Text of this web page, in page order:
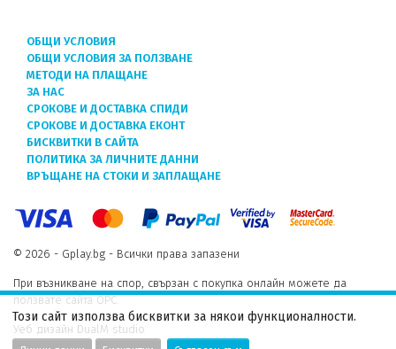
ОБЩИ УСЛОВИЯ
ОБЩИ УСЛОВИЯ ЗА ПОЛЗВАНЕ
МЕТОДИ НА ПЛАЩАНЕ
ЗА НАС
СРОКОВЕ И ДОСТАВКА СПИДИ
СРОКОВЕ И ДОСТАВКА ЕКОНТ
БИСКВИТКИ В САЙТА
ПОЛИТИКА ЗА ЛИЧНИТЕ ДАННИ
ВРЪЩАНЕ НА СТОКИ И ЗАПЛАЩАНЕ
© 2026 - Gplay.bg - Всички права запазени
При възникване на спор, свързан с покупка онлайн можете да
ползвате сайта ОРС.
Уеб дизайн DualM studio
Този сайт използва бисквитки за някои функционалности.